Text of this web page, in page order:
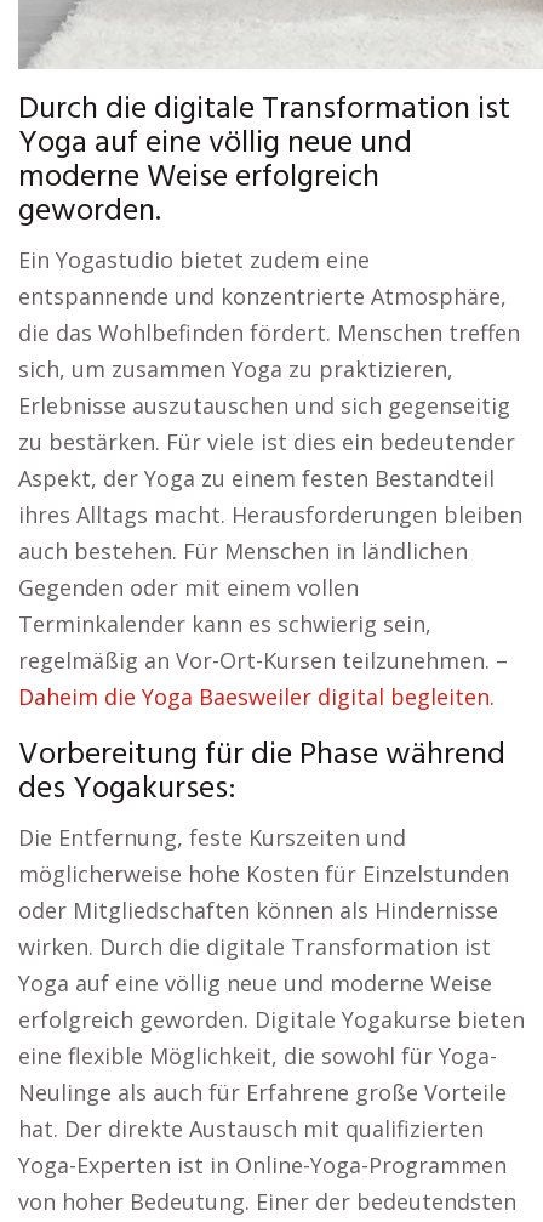
Durch die digitale Transformation ist
Yoga auf eine völlig neue und
moderne Weise erfolgreich
geworden.
Ein Yogastudio bietet zudem eine
entspannende und konzentrierte Atmosphäre,
die das Wohlbefinden fördert. Menschen treffen
sich, um zusammen Yoga zu praktizieren,
Erlebnisse auszutauschen und sich gegenseitig
zu bestärken. Für viele ist dies ein bedeutender
Aspekt, der Yoga zu einem festen Bestandteil
ihres Alltags macht. Herausforderungen bleiben
auch bestehen. Für Menschen in ländlichen
Gegenden oder mit einem vollen
Terminkalender kann es schwierig sein,
regelmäßig an Vor-Ort-Kursen teilzunehmen. –
Daheim die Yoga Baesweiler digital begleiten.
Vorbereitung für die Phase während
des Yogakurses:
Die Entfernung, feste Kurszeiten und
möglicherweise hohe Kosten für Einzelstunden
oder Mitgliedschaften können als Hindernisse
wirken. Durch die digitale Transformation ist
Yoga auf eine völlig neue und moderne Weise
erfolgreich geworden. Digitale Yogakurse bieten
eine flexible Möglichkeit, die sowohl für Yoga-
Neulinge als auch für Erfahrene große Vorteile
hat. Der direkte Austausch mit qualifizierten
Yoga-Experten ist in Online-Yoga-Programmen
von hoher Bedeutung. Einer der bedeutendsten